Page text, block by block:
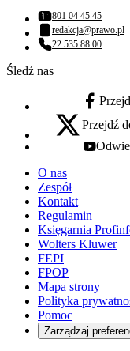
Numer telefonu:
801 04 45 45
Adres email:
redakcja@prawo.pl
Numer telefonu:
22 535 88 00
Śledź nas
facebook -
x - otwiera się w
Przejdź
youtube -
O nas
Zespół
Kontakt
Regulamin
Księgarnia
Wolters Kluwer
FEPI
FPOP
Mapa strony
Polityka
Pomoc
Zarządzaj